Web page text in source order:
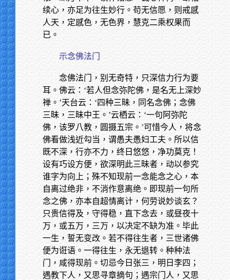
续心，亦足为往生妙行。苟无信愿，则戒感
人天，定感色，无色界，慧克二乘权果而
已。
示念佛法门
念佛法门，别无奇特，只深信力行为要
耳。佛云：‘若人但念弥陀佛，是名无上深妙
禅。’天台云：‘四种三昧，同名念佛；念佛
三昧，三昧中王。’云栖云：‘一句阿弥陀
佛，该罗八教，圆摄五宗。’可惜今人，将念
佛看做浅近勾当，谓愚夫愚妇工夫。所以信
既不深，行亦不力，终日悠悠，净功莫克！
设有巧设方便，欲深明此三昧者，动以参究
谁字为向上；殊不知现前一念能念之心，本
自离过绝非，不消作意离绝。即现前一句所
念之佛，亦本自超情离计，何劳说妙谈玄？
只贵信得及，守得稳，直下念去，或昼夜十
万，或五万，三万，以决定不缺为准。毕此
一生，誓无变改。若不得往生者，三世诸佛
便为诳语。一得往生，永无退转。种种法
门，咸得现前。切忌今日张三，明日李四；
遇教下人，又思寻章摘句；遇宗门人，又思